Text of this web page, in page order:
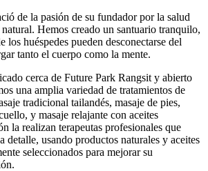
de la pasión de su fundador por la salud
Hemos creado un santuario tranquilo,
huéspedes pueden desconectarse del
tanto el cuerpo como la mente.
cerca de Future Park Rangsit y abierto
una amplia variedad de tratamientos de
tradicional tailandés, masaje de pies,
y masaje relajante con aceites
la realizan terapeutas profesionales que
detalle, usando productos naturales y aceites
seleccionados para mejorar su